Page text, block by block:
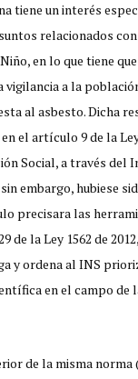
tiene un interés
relacionados
en lo que tiene
vigilancia a la
al asbesto. Dicha
en el artículo 9 de la
Social, a través del
embargo, hubiese
precisara las
de la Ley 1562 de
y ordena al INS
en el campo de
de la misma norma